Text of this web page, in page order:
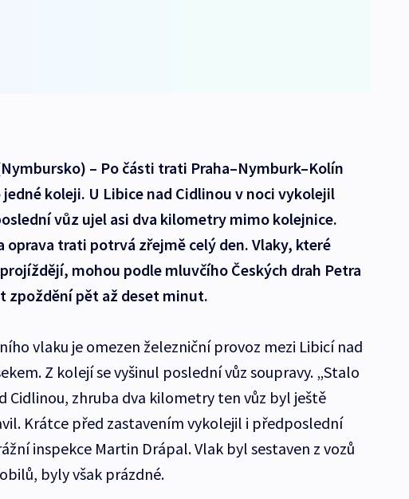
– Po části trati Praha–Nymburk–Kolín
koleji. U Libice nad Cidlinou v noci vykolejil
vůz ujel asi dva kilometry mimo kolejnice.
oprava trati potrvá zřejmě celý den. Vlaky, které
mohou podle mluvčího Českých drah Petra
zpoždění pět až deset minut.
vlaku je omezen železniční provoz mezi Libicí nad
Z kolejí se vyšinul poslední vůz soupravy. „Stalo
Cidlinou, zhruba dva kilometry ten vůz byl ještě
Krátce před zastavením vykolejil i předposlední
inspekce Martin Drápal. Vlak byl sestaven z vozů
byly však prázdné.